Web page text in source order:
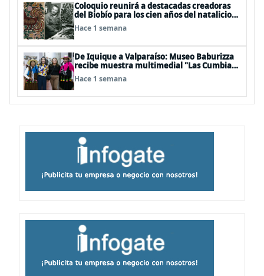
Coloquio reunirá a destacadas creadoras
del Biobío para los cien años del natalicio
del artista textil y artesano tomecino
Héctor Herrera “El Pajarero”
Hace 1 semana
De Iquique a Valparaíso: Museo Baburizza
recibe muestra multimedial "Las Cumbias
que escuchamos allá arriba"
Hace 1 semana